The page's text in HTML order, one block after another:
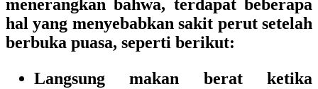
menerangkan bahwa, terdapat beberapa
hal yang menyebabkan sakit perut setelah
berbuka puasa, seperti berikut:
Langsung makan berat ketika